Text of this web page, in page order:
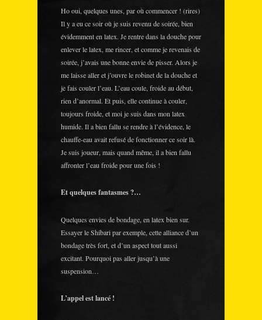
Ho oui, quelques unes, par où commencer ! (rires)
Il y a eu ce soir où je suis revenu de soirée, bien
évidemment en latex. Je rentre dans la douche pour
enlever le latex, me rincer, et comme je revenais de
soirée, j’avais une bonne envie de pisser. Alors je
me laisse aller et j’ouvre le robinet de la douche et
je fais couler l’eau. L’eau coule, froide au début,
rien d’anormal. Et puis, elle continue à couler,
toujours froide, et moi je suis dans mon latex
humide. Il a bien fallu se rendre à l’évidence, le
chauffe-eau avait refusé de fonctionner ce soir là.
Je suis joueur, mais quand même, il a bien fallu
affronter l’eau froide pour une fois !
Et quelques fantasmes ?…
Quelques envies de bondage, en latex bien sur.
Essayer le Shibari par exemple, cette alliance d’un
bondage très fort, et d’un aspect tout aussi
excitant. Pourquoi pas aller jusqu’à une
suspension…
L’appel est lancé !